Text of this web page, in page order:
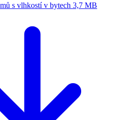
s vlhkostí v bytech 3,7 MB